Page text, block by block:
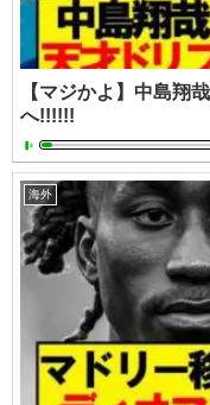
【マジかよ】中島翔
へ!!!!!!
海外